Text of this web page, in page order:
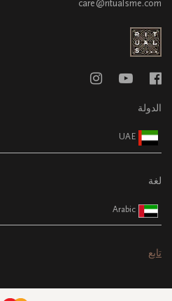
care@ritualsme.com
الدولة
UAE
لغة
Arabic
تابع